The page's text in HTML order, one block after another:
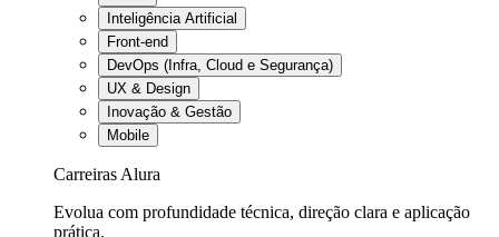
Inteligência Artificial
Front-end
DevOps (Infra, Cloud e Segurança)
UX & Design
Inovação & Gestão
Mobile
Carreiras Alura
Evolua com profundidade técnica, direção clara e aplicação
prática.